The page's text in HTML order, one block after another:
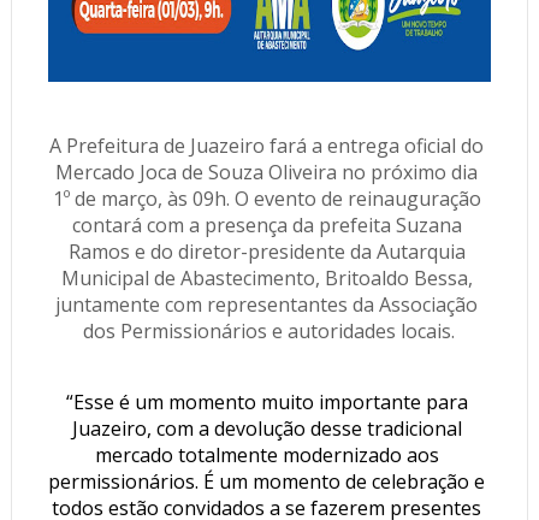
A Prefeitura de Juazeiro fará a entrega oficial do
Mercado Joca de Souza Oliveira no próximo dia
1º de março, às 09h. O evento de reinauguração
contará com a presença da prefeita Suzana
Ramos e do diretor-presidente da Autarquia
Municipal de Abastecimento, Britoaldo Bessa,
juntamente com representantes da Associação
dos Permissionários e autoridades locais.
“Esse é um momento muito importante para
Juazeiro, com a devolução desse tradicional
mercado totalmente modernizado aos
permissionários. É um momento de celebração e
todos estão convidados a se fazerem presentes